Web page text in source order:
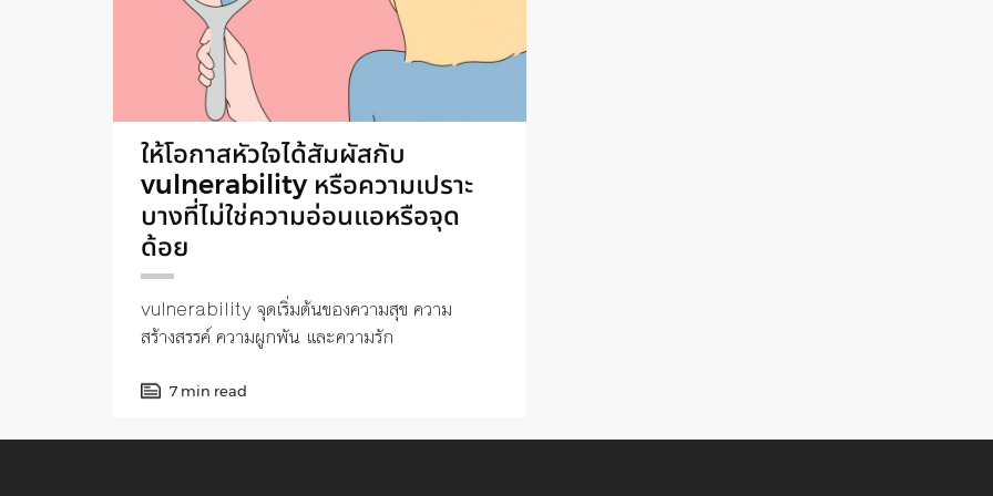
ให้โอกาสหัวใจได้สัมผัสกับ
vulnerability หรือความเปราะ
บางที่ไม่ใช่ความอ่อนแอหรือจุด
ด้อย
vulnerability จุดเริ่มต้นของความสุข ความ
สร้างสรรค์ ความผูกพัน และความรัก
7 min read